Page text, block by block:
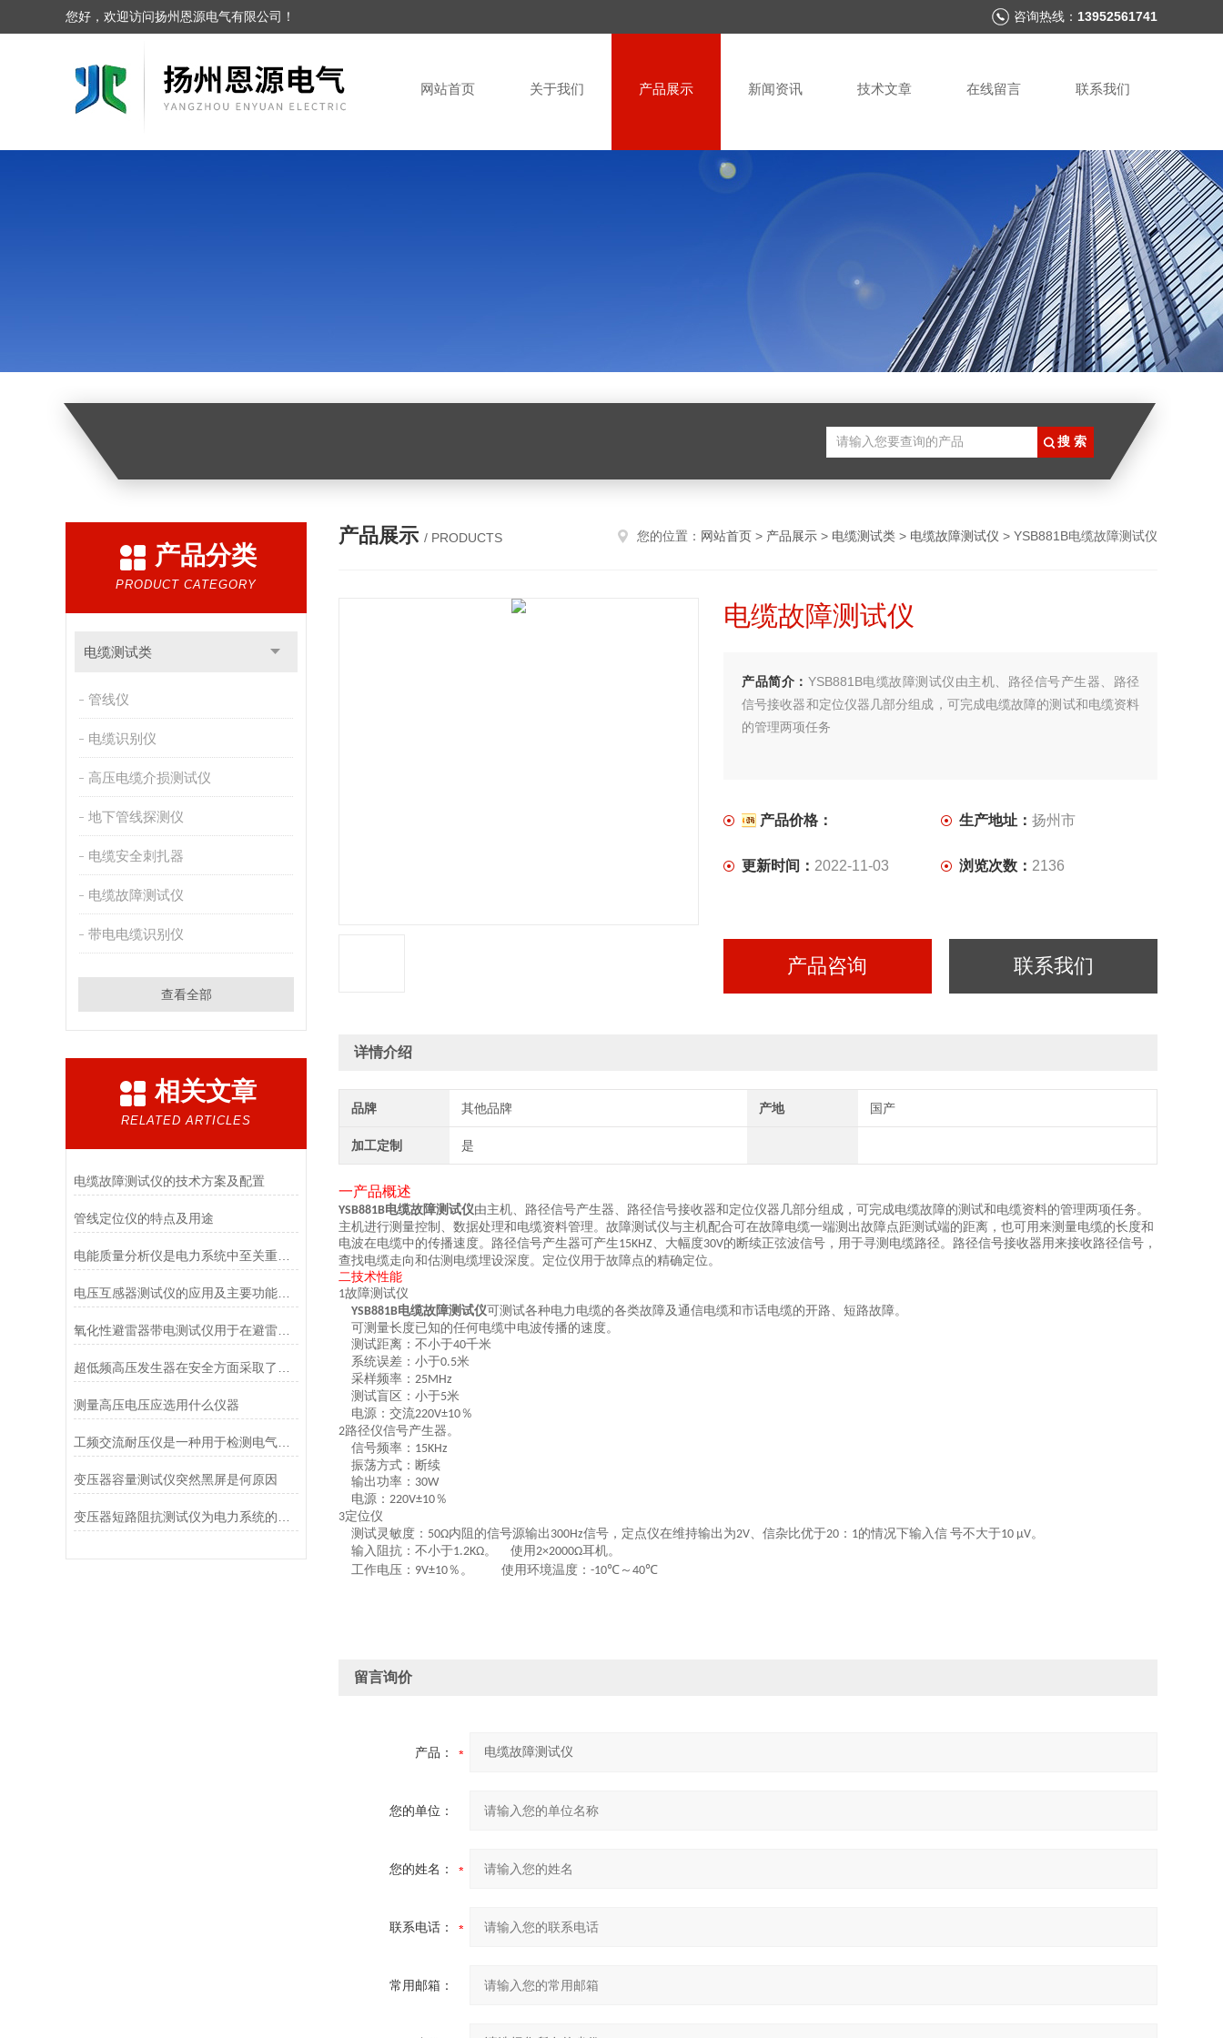
您好，欢迎访问扬州恩源电气有限公司！ 咨询热线： 13952561741
网站首页 关于我们 产品展示 新闻资讯 技术文章 在线留言 联系我们
产品分类
PRODUCT CATEGORY
电缆测试类
管线仪
电缆识别仪
高压电缆介损测试仪
地下管线探测仪
电缆安全刺扎器
电缆故障测试仪
带电电缆识别仪
查看全部
相关文章
RELATED ARTICLES
电缆故障测试仪的技术方案及配置
管线定位仪的特点及用途
电能质量分析仪是电力系统中至关重要的工具
电压互感器测试仪的应用及主要功能特点
氧化性避雷器带电测试仪用于在避雷器带电状态下进行各项相关电气参数的测试
测量高压电压应选用什么仪器
工频交流耐压仪是一种用于检测电气设备在工频下的耐压性能的实验仪器
变压器容量测试仪突然黑屏是何原因
产品展示 / PRODUCTS 您的位置： 网站首页 > 产品展示 > 电缆测试类 > 电缆故障测试仪 > YSB881B电缆故障测试仪
电缆故障测试仪
产品简介： YSB881B电缆故障测试仪由主机、路径信号产生器、路径
信号接收器和定位仪器几部分组成，可完成电缆故障的测试和电缆资料
的管理两项任务
产品价格： 生产地址： 扬州市
更新时间： 2022-11-03 浏览次数： 2136
产品咨询 联系我们
详情介绍
品牌 其他品牌 产地 国产
加工定制 是
一产品概述
YSB881B电缆故障测试仪由主机、路径信号产生器、路径信号接收器和定位仪器几部分组成，可完成电缆故障的测试和电缆资料的管理两项任务。
主机进行测量控制、数据处理和电缆资料管理。故障测试仪与主机配合可在故障电缆一端测出故障点距测试端的距离，也可用来测量电缆的长度和
电波在电缆中的传播速度。路径信号产生器可产生15KHZ、大幅度30V的断续正弦波信号，用于寻测电缆路径。路径信号接收器用来接收路径信号，
查找电缆走向和估测电缆埋设深度。定位仪用于故障点的精确定位。
二技术性能
1故障测试仪
YSB881B电缆故障测试仪可测试各种电力电缆的各类故障及通信电缆和市话电缆的开路、短路故障。
可测量长度已知的任何电缆中电波传播的速度。
测试距离：不小于40千米
系统误差：小于0.5米
采样频率： 25MHz
测试盲区：小于5米
电源：交流220V±10％
2路径仪信号产生器。
信号频率： 15KHz
振荡方式：断续
输出功率： 30W
电源： 220V±10％
3定位仪
测试灵敏度： 50Ω内阻的信号源输出 300Hz信号，定点仪在维持输出为2V、信杂比优于20 ： 1的情况下输入信 号不大于10 μV。
输入阻抗：不小于1.2KΩ。 使用2×2000Ω耳机。
工作电压： 9V±10％。 使用环境温度： -10℃ ～ 40℃
留言询价
产品：
您的单位：
您的姓名：
联系电话：
常用邮箱：